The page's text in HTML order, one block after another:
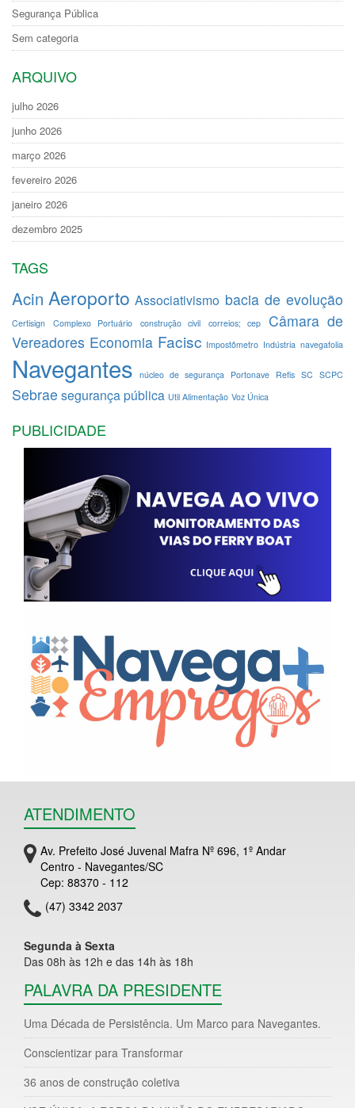
Segurança Pública
Sem categoria
ARQUIVO
julho 2026
junho 2026
março 2026
fevereiro 2026
janeiro 2026
dezembro 2025
TAGS
Acin Aeroporto Associativismo bacia de evolução
Certisign Complexo Portuário construção civil correios; cep
Câmara de
Vereadores Economia Facisc Impostômetro Indústria navegafolia
Navegantes núcleo de segurança Portonave Refis SC SCPC
Sebrae segurança pública Util Alimentação Voz Única
PUBLICIDADE
ATENDIMENTO
Av. Prefeito José Juvenal Mafra Nº 696, 1º Andar
Centro - Navegantes/SC
Cep: 88370 - 112
(47) 3342 2037
Segunda à Sexta
Das 08h às 12h e das 14h às 18h
PALAVRA DA PRESIDENTE
Uma Década de Persistência. Um Marco para Navegantes.
Conscientizar para Transformar
36 anos de construção coletiva